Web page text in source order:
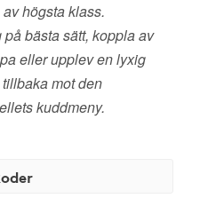
högsta klass.
bästa sätt, koppla av
eller upplev en lyxig
mot den
kuddmeny.